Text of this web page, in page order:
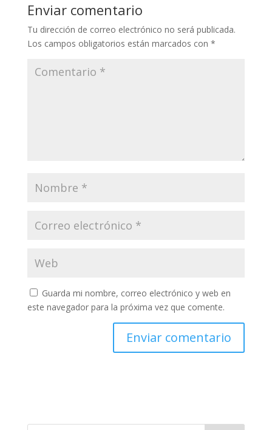
Enviar comentario
Tu dirección de correo electrónico no será publicada.
Los campos obligatorios están marcados con *
Guarda mi nombre, correo electrónico y web en
este navegador para la próxima vez que comente.